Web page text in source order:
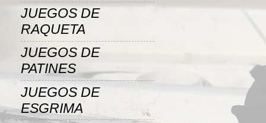
JUEGOS DE
RAQUETA
JUEGOS DE
PATINES
JUEGOS DE
ESGRIMA